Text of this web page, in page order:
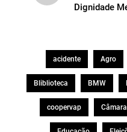
Dignidade
acidente Agro
Bliblioteca BMW
coopervap